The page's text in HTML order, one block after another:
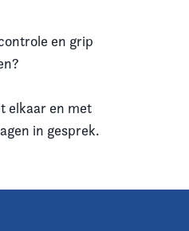
en grip
elkaar en met
in gesprek.